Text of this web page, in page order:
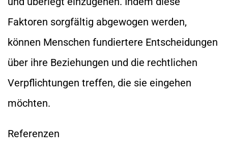
Faktoren sorgfältig abgewogen werden,
können Menschen fundiertere Entscheidungen
über ihre Beziehungen und die rechtlichen
Verpflichtungen treffen, die sie eingehen
möchten.
Referenzen